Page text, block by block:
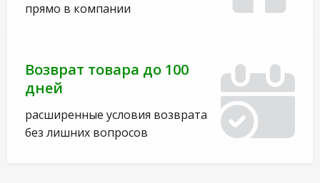
прямо в компании
Возврат товара до 100
дней
расширенные условия возврата
без лишних вопросов